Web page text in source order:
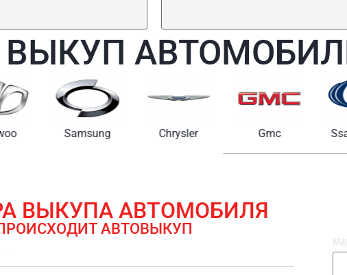
ВЫКУП
Samsung Chrysler Gmc
ВЫКУПА АВТОМОБИЛЯ
АВТОВЫКУП